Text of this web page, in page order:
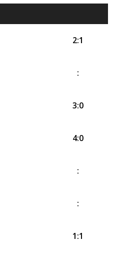
2:1
:
3:0
4:0
:
:
1:1